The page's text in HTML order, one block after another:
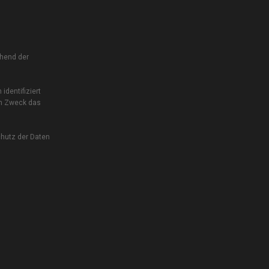
der
identifiziert
Zweck das
der Daten